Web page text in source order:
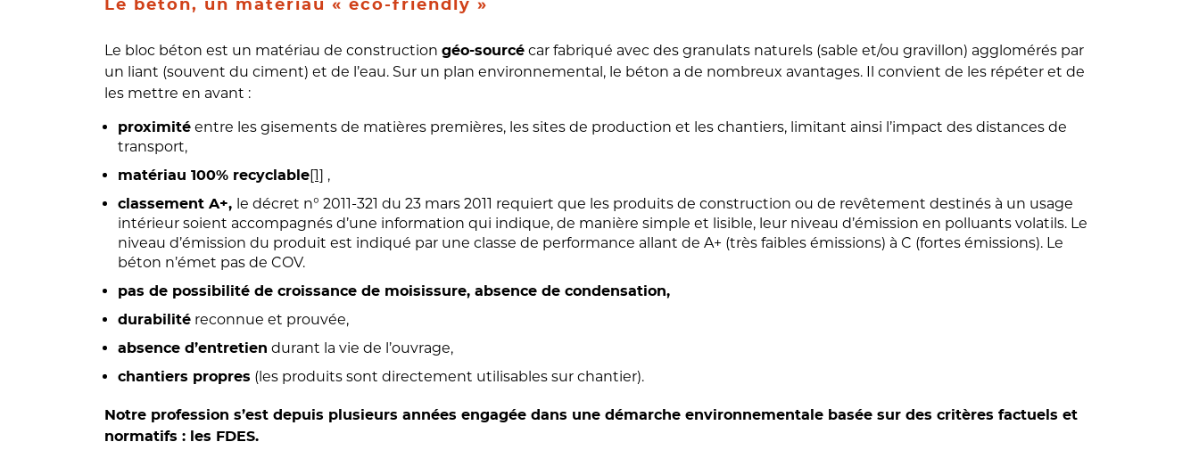
Le béton, un matériau « éco-friendly »
Le bloc béton est un matériau de construction géo-sourcé car fabriqué avec des granulats naturels (sable et/ou gravillon) agglomérés par
un liant (souvent du ciment) et de l’eau. Sur un plan environnemental, le béton a de nombreux avantages. Il convient de les répéter et de
les mettre en avant :
proximité entre les gisements de matières premières, les sites de production et les chantiers, limitant ainsi l’impact des distances de
transport,
matériau 100% recyclable[1] ,
classement A+, le décret n° 2011-321 du 23 mars 2011 requiert que les produits de construction ou de revêtement destinés à un usage
intérieur soient accompagnés d’une information qui indique, de manière simple et lisible, leur niveau d’émission en polluants volatils. Le
niveau d’émission du produit est indiqué par une classe de performance allant de A+ (très faibles émissions) à C (fortes émissions). Le
béton n’émet pas de COV.
pas de possibilité de croissance de moisissure, absence de condensation,
durabilité reconnue et prouvée,
absence d’entretien durant la vie de l’ouvrage,
chantiers propres (les produits sont directement utilisables sur chantier).
Notre profession s’est depuis plusieurs années engagée dans une démarche environnementale basée sur des critères factuels et
normatifs : les FDES.